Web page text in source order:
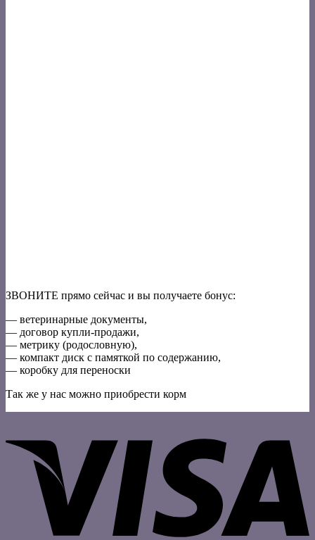
ЗВОНИТЕ прямо сейчас и вы получаете бонус:
— ветеринарные документы,
— договор купли-продажи,
— метрику (родословную),
— компакт диск с памяткой по содержанию,
— коробку для переноски
Так же у нас можно приобрести корм